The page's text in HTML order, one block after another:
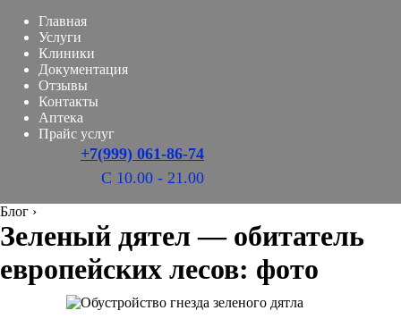
Главная
Услуги
Клиники
Документация
Отзывы
Контакты
Аптека
Прайс услуг
+7(999) 061-86-74
С 10.00 - 21.00
Блог ›
Зеленый дятел — обитатель
европейских лесов: фото